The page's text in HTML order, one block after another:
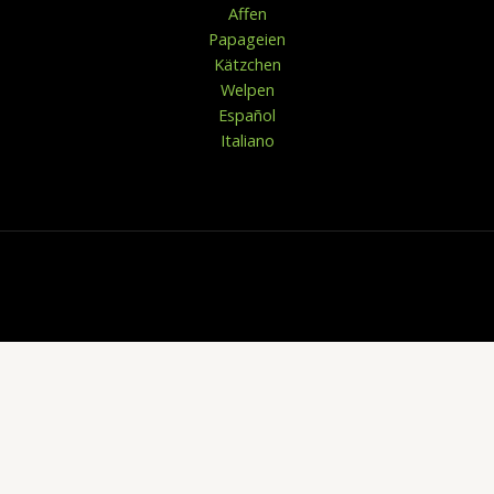
Affen
Papageien
Kätzchen
Welpen
Español
Italiano